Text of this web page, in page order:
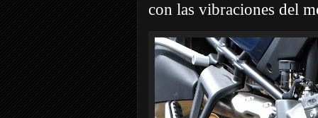
con las vibraciones del